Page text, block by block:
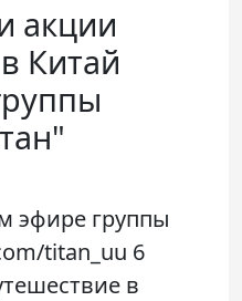
акции
Китай
эфире группы
titan_uu 6
в